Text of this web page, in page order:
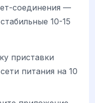
соединения —
10-15
приставки
питания на 10